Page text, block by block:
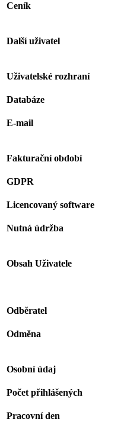
Ceník
Další uživatel
Uživatelské rozhraní
Databáze
E-mail
Fakturační období
GDPR
Licencovaný software
Nutná údržba
Obsah Uživatele
Odběratel
Odměna
Osobní údaj
Počet přihlášených
Pracovní den